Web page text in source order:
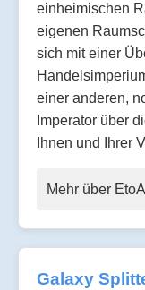
einheimischen
eigenen
sich mit einer
einer anderen,
Imperator über
Ihnen und Ihrer
Mehr über
Galaxy